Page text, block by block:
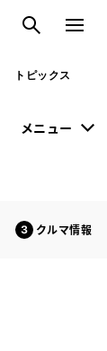
検索 メニュ
トピックス
メニュー
クルマ情報